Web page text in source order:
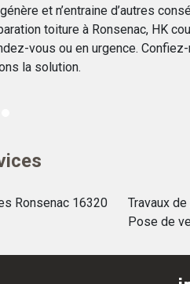
et n’entraine d’autres
toiture à Ronsenac, HK
vous ou en urgence.
la solution.
Ronsenac 16320
Travaux
Pose de